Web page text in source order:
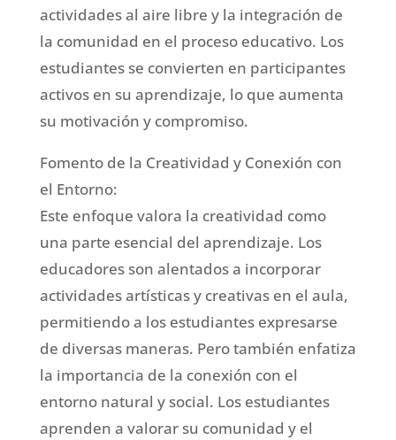
actividades al aire libre y la integración de
la comunidad en el proceso educativo. Los
estudiantes se convierten en participantes
activos en su aprendizaje, lo que aumenta
su motivación y compromiso.
Fomento de la Creatividad y Conexión con
el Entorno:
Este enfoque valora la creatividad como
una parte esencial del aprendizaje. Los
educadores son alentados a incorporar
actividades artísticas y creativas en el aula,
permitiendo a los estudiantes expresarse
de diversas maneras. Pero también enfatiza
la importancia de la conexión con el
entorno natural y social. Los estudiantes
aprenden a valorar su comunidad y el